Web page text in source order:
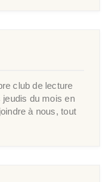
club de lecture
du mois en
à nous, tout